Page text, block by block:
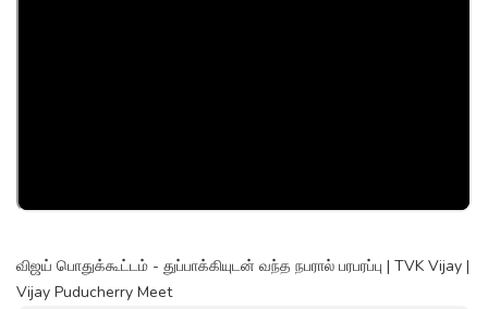
விஜய் பொதுக்கூட்டம் - துப்பாக்கியுடன் வந்த நபரால் பரபரப்பு | TVK Vijay |
Vijay Puducherry Meet